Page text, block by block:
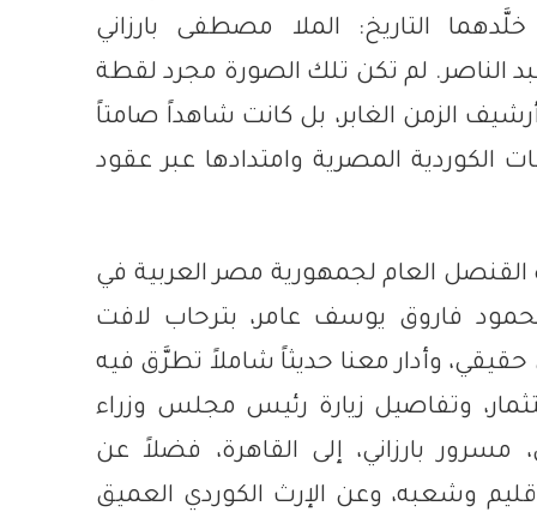
التاريخ: الملا مصطفى بارزاني
الناصر. لم تكن تلك الصورة مجرد لقطة
الزمن الغابر، بل كانت شاهداً صامتاً
الكوردية المصرية وامتدادها عبر عقود
العام لجمهورية مصر العربية في
فاروق يوسف عامر، بترحاب لافت
وأدار معنا حديثاً شاملاً تطرَّق فيه
وتفاصيل زيارة رئيس مجلس وزراء
مسرور بارزاني، إلى القاهرة، فضلاً عن
وشعبه، وعن الإرث الكوردي العميق